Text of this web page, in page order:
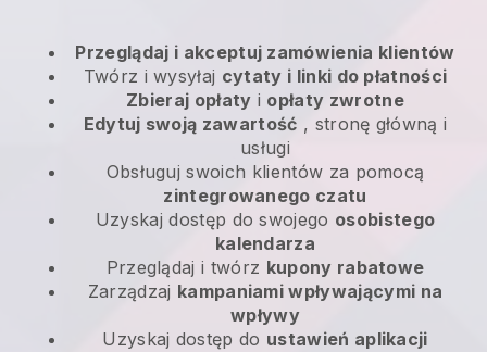
Przeglądaj i akceptuj zamówienia klientów
Twórz i wysyłaj cytaty i linki do płatności
Zbieraj opłaty i opłaty zwrotne
Edytuj swoją zawartość , stronę główną i
usługi
Obsługuj swoich klientów za pomocą
zintegrowanego czatu
Uzyskaj dostęp do swojego osobistego
kalendarza
Przeglądaj i twórz kupony rabatowe
Zarządzaj kampaniami wpływającymi na
wpływy
Uzyskaj dostęp do ustawień aplikacji